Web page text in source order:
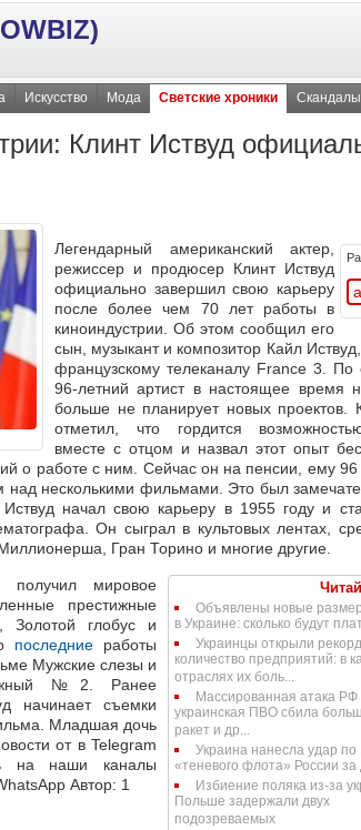
Искусство Мода Светские хроники Скандалы
Клинт Иствуд
Легендарный американский актер,
режиссер и продюсер Клинт Иствуд
официально завершил свою карьеру
после более чем 70 лет работы в
киноиндустрии. Об этом сообщил его
сын, музыкант и композитор Кайл
французскому телеканалу France 3. По
96-летний артист в настоящее время
больше не планирует новых проектов.
отметил, что гордится
вместе с отцом и назвал этот опыт
о работе с ним. Сейчас он на пенсии, ему
над несколькими фильмами. Это был
начал свою карьеру в 1955 году и
Он сыграл в культовых лентах,
Гран Торино и многие другие.
Объявлены новые
в Украине: сколько будут
Украинцы открыли
количество предприятий: в
отраслях их боль...
Массированная атака
украинская ПВО сбила
ракет и др...
Украина нанесла удар по
«теневого флота» России за
Избиение поляка из-за
Польше задержали двух
подозреваемых
получил мировое
престижные
Золотой глобус и
последние работы
Мужские слезы и
№2. Ранее
начинает съемки
Младшая дочь
от в Telegram
на наши каналы
Автор: 1